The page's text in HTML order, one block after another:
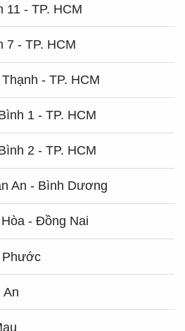
11 - TP. HCM
7 - TP. HCM
- TP. HCM
1 - TP. HCM
2 - TP. HCM
An - Bình Dương
- Đồng Nai
Phước
An